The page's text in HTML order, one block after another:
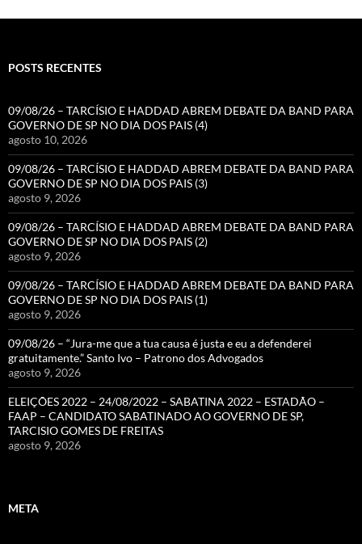
POSTS RECENTES
09/08/26 – TARCÍSIO E HADDAD ABREM DEBATE DA BAND PARA
GOVERNO DE SP NO DIA DOS PAIS (4)
agosto 10, 2026
09/08/26 – TARCÍSIO E HADDAD ABREM DEBATE DA BAND PARA
GOVERNO DE SP NO DIA DOS PAIS (3)
agosto 9, 2026
09/08/26 – TARCÍSIO E HADDAD ABREM DEBATE DA BAND PARA
GOVERNO DE SP NO DIA DOS PAIS (2)
agosto 9, 2026
09/08/26 – TARCÍSIO E HADDAD ABREM DEBATE DA BAND PARA
GOVERNO DE SP NO DIA DOS PAIS (1)
agosto 9, 2026
09/08/26 – “Jura-me que a tua causa é justa e eu a defenderei
gratuitamente.” Santo Ivo – Patrono dos Advogados
agosto 9, 2026
ELEIÇÕES 2022 – 24/08/2022 – SABATINA 2022 – ESTADÃO –
FAAP – CANDIDATO SABATINADO AO GOVERNO DE SP,
TARCISIO GOMES DE FREITAS
agosto 9, 2026
META